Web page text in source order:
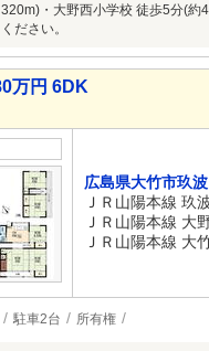
320m)・大野西小学校 徒歩5分(
ください。
万円 6DK
広島県大竹市玖波
ＪＲ山陽本線 玖
ＪＲ山陽本線 大
ＪＲ山陽本線 大
駐車2台 所有権